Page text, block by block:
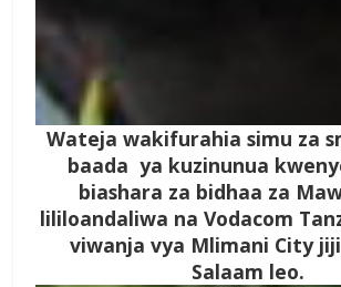
Wateja wakifurahia simu za
baada ya kuzinunua
biashara za bidhaa za
lililoandaliwa na Vodacom
viwanja vya Mlimani City
Salaam leo.